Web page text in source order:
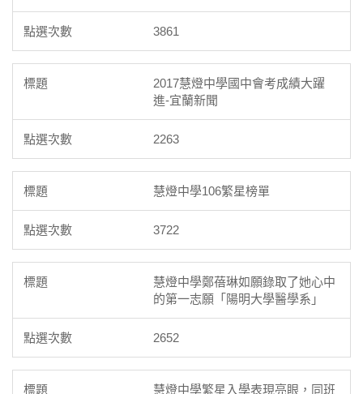
3861
2017慧燈中學國中會考成績大躍
進-宜蘭新聞
2263
慧燈中學106繁星榜單
3722
慧燈中學鄭蓓琳如願錄取了她心中
的第一志願「陽明大學醫學系」
2652
慧燈中學繁星入學表現亮眼，同班